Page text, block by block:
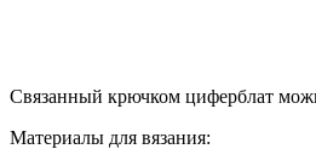
Связанный крючком циферблат
Материалы для вязания: